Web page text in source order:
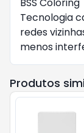
Tecnologia
redes
menos
Produtos